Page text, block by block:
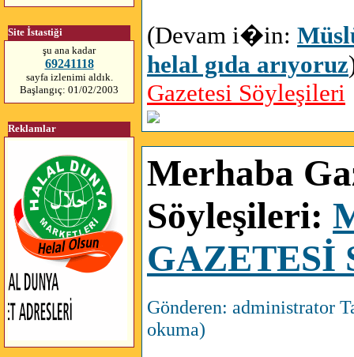
Site İstastiği
şu ana kadar
69241118
sayfa izlenimi aldık.
Başlangıç: 01/02/2003
Reklamlar
(Devam‎ i�in:
helal gıda arıyoruz
Gazetesi Söyleşileri
Merhaba
Söyleşileri:
GAZETESİ
Gönderen: administrator
okuma)